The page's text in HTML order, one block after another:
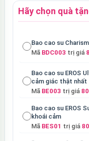
Hãy chọn quà
Bao cao su
Mã BDC003 trị giá
Bao cao su EROS
cảm giác thật nhất
Mã BE003 trị giá
Bao cao su EROS
khoái cảm
Mã BES01 trị giá